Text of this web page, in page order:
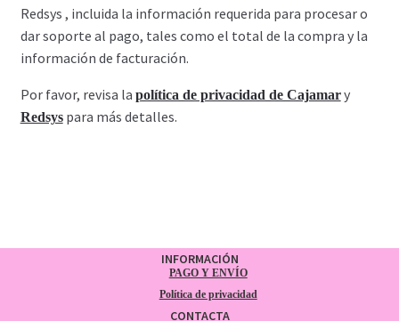
Redsys , incluida la información requerida para procesar o
dar soporte al pago, tales como el total de la compra y la
información de facturación.
Por favor, revisa la política de privacidad de Cajamary
Redsyspara más detalles.
INFORMACIÓN
PAGO Y ENVÍO
Política de privacidad
CONTACTA